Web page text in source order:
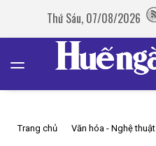
Thứ Sáu, 07/08/2026
Trang chủ Văn hóa - Nghệ thuật